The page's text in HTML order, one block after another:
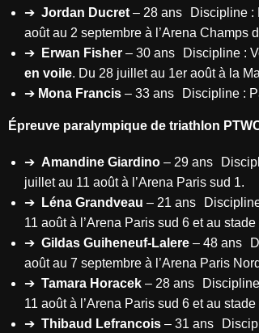
➔ Jordan Ducret – 28 ans Discipline :
août au 2 septembre à l’Arena Champs
➔
Erwan Fisher – 30 ans Discipline :
en voile. Du 28 juillet au 1er août à la
➔ Mona Francis – 33 ans Discipline :
Épreuve paralympique de triathlon
➔ Amandine Giardino – 29 ans
juillet au 11 août à l’Arena Paris sud 1.
➔
Léna Grandveau – 21 ans
11 août à l’Arena Paris sud 6 et au
➔ Gildas Guiheneuf-Lalere – 48 ans
août au 7 septembre à l’Arena Paris
➔ Tamara Horacek – 28 ans
11 août à l’Arena Paris sud 6 et au
➔ Thibaud Lefrancois – 31 ans